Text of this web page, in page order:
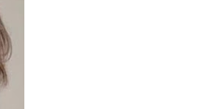
HİLAL GÜR KOLAY